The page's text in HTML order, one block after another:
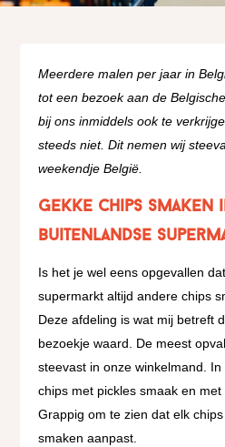
Meerdere malen per jaar in
tot een bezoek aan de
bij ons inmiddels ook te
steeds niet. Dit nemen wij
weekendje België.
Gekke chips smaken
buitenlandse
Is het je wel eens opgevallen
supermarkt altijd andere chips
Deze afdeling is wat mij betreft
bezoekje waard. De meest
steevast in onze winkelmand.
chips met pickles smaak en met
Grappig om te zien dat elk
smaken aanpast.